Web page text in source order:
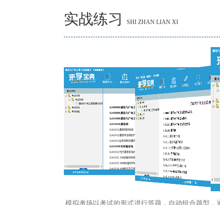
实战练习 SHI ZHAN LIAN XI
模拟考场以考试的形式进行答题，自动组合题型